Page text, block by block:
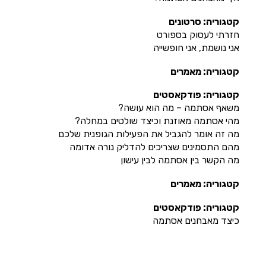
קטגוריה: סרטונים
חזרתי לעסוק בספורט
אני נושמת, אני חופשייה
קטגוריה: מאמרים
קטגוריה: פודקאסטים
משאף אסתמה – מה הוא עושה?
מהי אסתמה מאוזנת וכיצד שולטים במחלה?
מה זה אומר להגביל את הפעילות הגופנית שלכם
מהם התסמינים שצריכים להדליק נורה אדומה
מה הקשר בין אסתמה לבין עישון
קטגוריה: מאמרים
קטגוריה: פודקאסטים
כיצד מאבחנים אסתמה